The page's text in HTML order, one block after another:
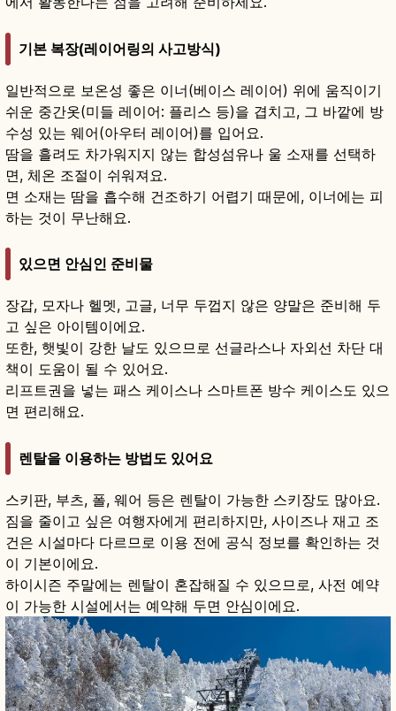
기본 복장(레이어링의 사고방식)
일반적으로 보온성 좋은 이너(베이스 레이어) 위에 움직이기
쉬운 중간옷(미들 레이어: 플리스 등)을 겹치고, 그 바깥에 방
수성 있는 웨어(아우터 레이어)를 입어요.
땀을 흘려도 차가워지지 않는 합성섬유나 울 소재를 선택하
면, 체온 조절이 쉬워져요.
면 소재는 땀을 흡수해 건조하기 어렵기 때문에, 이너에는 피
하는 것이 무난해요.
있으면 안심인 준비물
장갑, 모자나 헬멧, 고글, 너무 두껍지 않은 양말은 준비해 두
고 싶은 아이템이에요.
또한, 햇빛이 강한 날도 있으므로 선글라스나 자외선 차단 대
책이 도움이 될 수 있어요.
리프트권을 넣는 패스 케이스나 스마트폰 방수 케이스도 있으
면 편리해요.
렌탈을 이용하는 방법도 있어요
스키판, 부츠, 폴, 웨어 등은 렌탈이 가능한 스키장도 많아요.
짐을 줄이고 싶은 여행자에게 편리하지만, 사이즈나 재고 조
건은 시설마다 다르므로 이용 전에 공식 정보를 확인하는 것
이 기본이에요.
하이시즌 주말에는 렌탈이 혼잡해질 수 있으므로, 사전 예약
이 가능한 시설에서는 예약해 두면 안심이에요.